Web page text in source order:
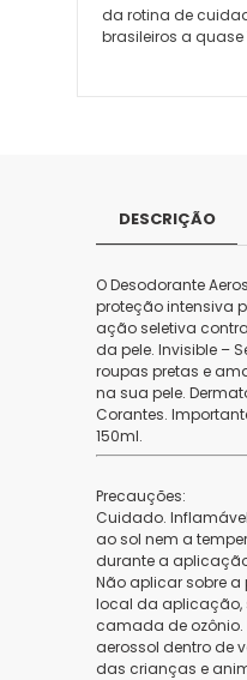
da rotina de
brasileiros a quase
DESCRIÇÃO
O Desodorante
proteção intensiva
ação seletiva
da pele. Invisible –
roupas pretas e
na sua pele.
Corantes.
150ml.
Precauções:
Cuidado.
ao sol nem a
durante a
Não aplicar sobre
local da aplicação,
camada de ozônio.
aerossol dentro de
das crianças e